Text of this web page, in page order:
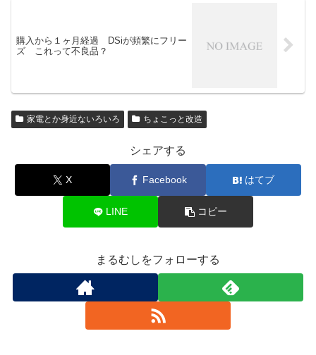
購入から１ヶ月経過 DSiが頻繁にフリー
ズ これって不良品？
家電とか身近ないろいろ ちょこっと改造
シェアする
X Facebook はてブ
LINE コピー
まるむしをフォローする